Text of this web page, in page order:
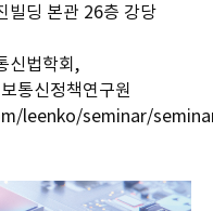
빌딩 본관 26층 강당
신법학회,
통신정책연구원
leenko/seminar/